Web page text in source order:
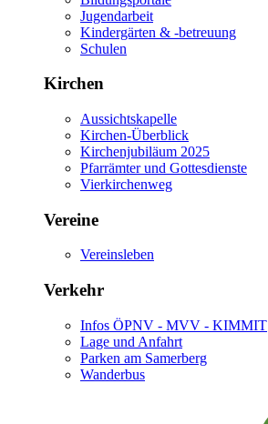
Jugendarbeit
Kindergärten & -betreuung
Schulen
Kirchen
Aussichtskapelle
Kirchen-Überblick
Kirchenjubiläum 2025
Pfarrämter und Gottesdienste
Vierkirchenweg
Vereine
Vereinsleben
Verkehr
Infos ÖPNV - MVV - KIMMIT
Lage und Anfahrt
Parken am Samerberg
Wanderbus